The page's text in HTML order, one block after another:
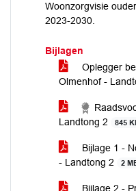
Woonzorgvisie
2023-2030.
Bijlagen
Oplegger
Olmenhof -
Landtong 2
845
Bijlage 1 -
- Landtong 2
2
Bijlage 2 -